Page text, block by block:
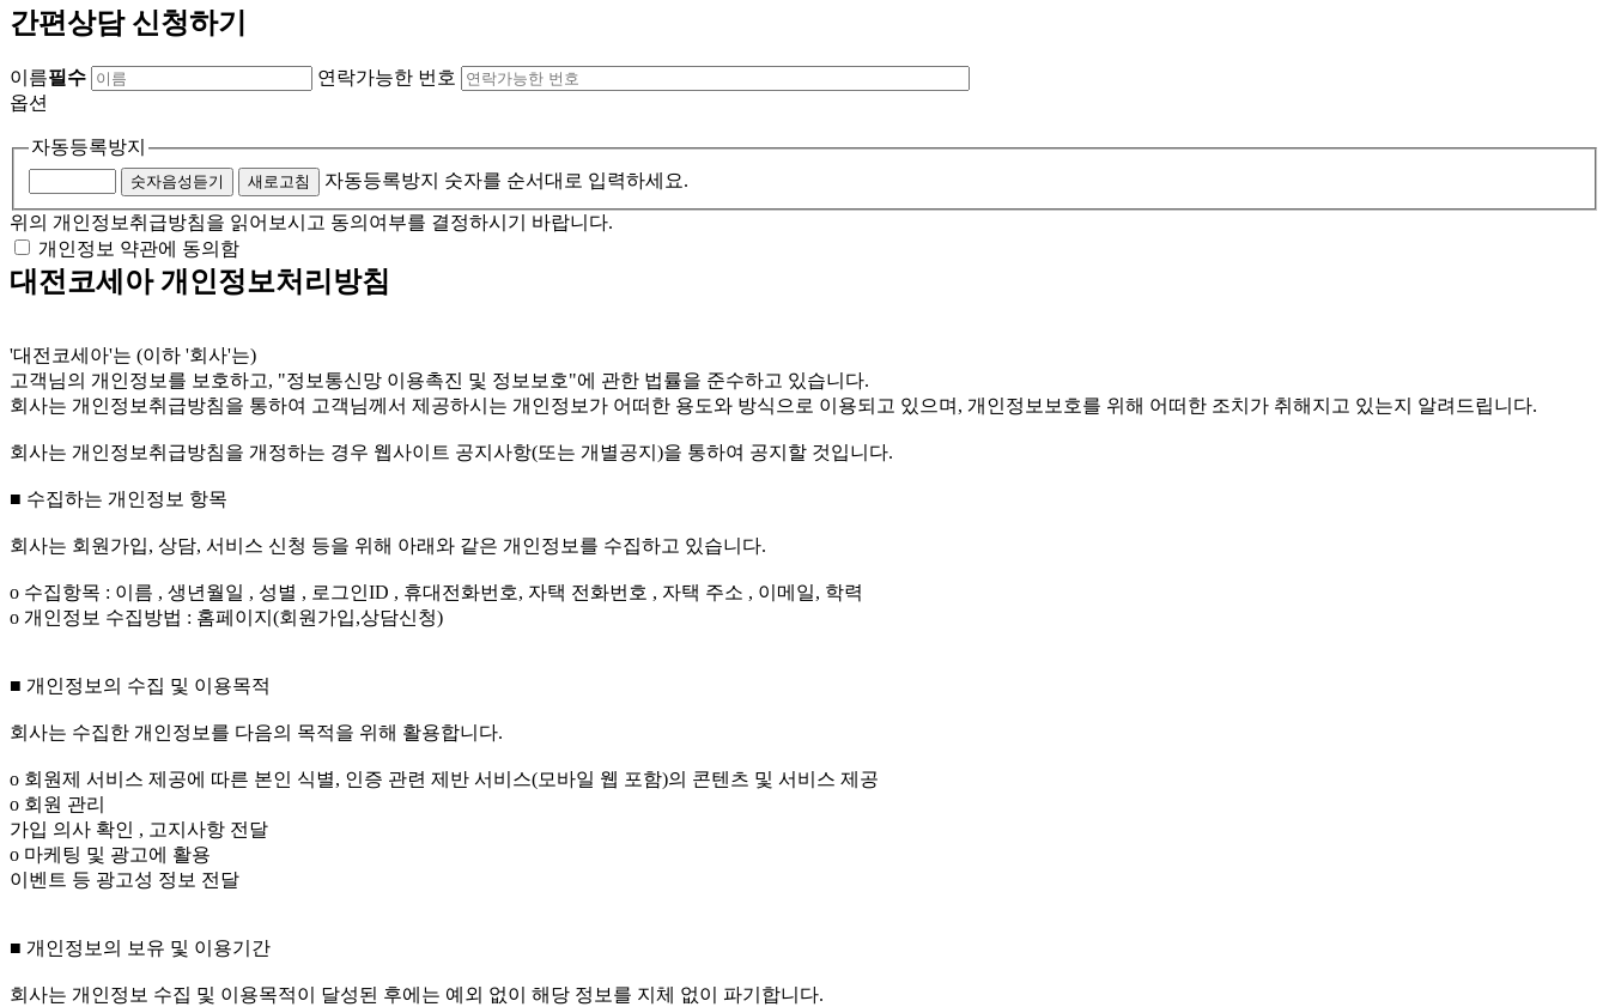
간편상담 신청하기
이름필수
연락가능한 번호
옵션
자동등록방지
숫자음성듣기 새로고침 자동등록방지 숫자를 순서대로 입력하세요.
위의 개인정보취급방침을 읽어보시고 동의여부를 결정하시기 바랍니다.
개인정보 약관에 동의함
대전코세아 개인정보처리방침
'대전코세아'는 (이하 '회사'는)
고객님의 개인정보를 보호하고, "정보통신망 이용촉진 및 정보보호"에 관한 법률을 준수하고 있습니다.
회사는 개인정보취급방침을 통하여 고객님께서 제공하시는 개인정보가 어떠한 용도와 방식으로 이용되고 있으며, 개인정보보호를 위해 어떠한 조치가 취해지고 있는지 알려드립니다.
회사는 개인정보취급방침을 개정하는 경우 웹사이트 공지사항(또는 개별공지)을 통하여 공지할 것입니다.
■ 수집하는 개인정보 항목
회사는 회원가입, 상담, 서비스 신청 등을 위해 아래와 같은 개인정보를 수집하고 있습니다.
ο 수집항목 : 이름 , 생년월일 , 성별 , 로그인ID , 휴대전화번호, 자택 전화번호 , 자택 주소 , 이메일, 학력
ο 개인정보 수집방법 : 홈페이지(회원가입,상담신청)
■ 개인정보의 수집 및 이용목적
회사는 수집한 개인정보를 다음의 목적을 위해 활용합니다.
ο 회원제 서비스 제공에 따른 본인 식별, 인증 관련 제반 서비스(모바일 웹 포함)의 콘텐츠 및 서비스 제공
ο 회원 관리
가입 의사 확인 , 고지사항 전달
ο 마케팅 및 광고에 활용
이벤트 등 광고성 정보 전달
■ 개인정보의 보유 및 이용기간
회사는 개인정보 수집 및 이용목적이 달성된 후에는 예외 없이 해당 정보를 지체 없이 파기합니다.